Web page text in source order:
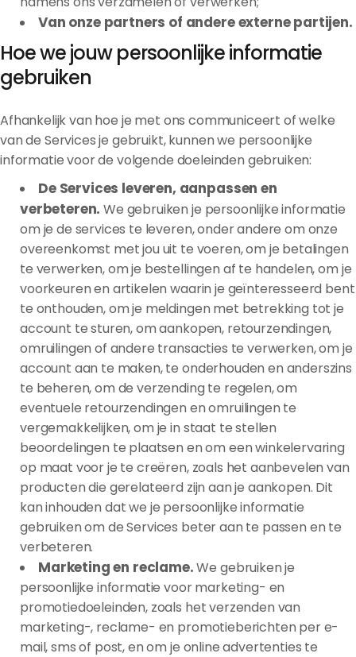
Van onze partners of andere externe partijen.
Hoe we jouw persoonlijke informatie
gebruiken
Afhankelijk van hoe je met ons communiceert of welke
van de Services je gebruikt, kunnen we persoonlijke
informatie voor de volgende doeleinden gebruiken:
De Services leveren, aanpassen en
verbeteren. We gebruiken je persoonlijke informatie
om je de services te leveren, onder andere om onze
overeenkomst met jou uit te voeren, om je betalingen
te verwerken, om je bestellingen af te handelen, om je
voorkeuren en artikelen waarin je geïnteresseerd bent
te onthouden, om je meldingen met betrekking tot je
account te sturen, om aankopen, retourzendingen,
omruilingen of andere transacties te verwerken, om je
account aan te maken, te onderhouden en anderszins
te beheren, om de verzending te regelen, om
eventuele retourzendingen en omruilingen te
vergemakkelijken, om je in staat te stellen
beoordelingen te plaatsen en om een winkelervaring
op maat voor je te creëren, zoals het aanbevelen van
producten die gerelateerd zijn aan je aankopen. Dit
kan inhouden dat we je persoonlijke informatie
gebruiken om de Services beter aan te passen en te
verbeteren.
Marketing en reclame.We gebruiken je
persoonlijke informatie voor marketing- en
promotiedoeleinden, zoals het verzenden van
marketing-, reclame- en promotieberichten per e-
mail, sms of post, en om je online advertenties te